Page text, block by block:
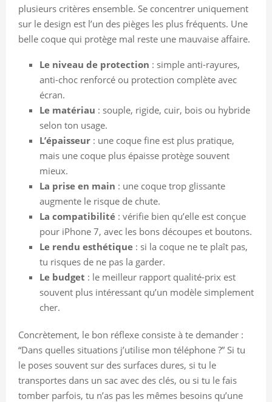
plusieurs critères ensemble. Se concentrer uniquement
sur le design est l’un des pièges les plus fréquents. Une
belle coque qui protège mal reste une mauvaise affaire.
Le niveau de protection : simple anti-rayures,
anti-choc renforcé ou protection complète avec
écran.
Le matériau : souple, rigide, cuir, bois ou hybride
selon ton usage.
L’épaisseur : une coque fine est plus pratique,
mais une coque plus épaisse protège souvent
mieux.
La prise en main : une coque trop glissante
augmente le risque de chute.
La compatibilité : vérifie bien qu’elle est conçue
pour iPhone 7, avec les bons découpes et boutons.
Le rendu esthétique : si la coque ne te plaît pas,
tu risques de ne pas la garder.
Le budget : le meilleur rapport qualité-prix est
souvent plus intéressant qu’un modèle simplement
cher.
Concrètement, le bon réflexe consiste à te demander :
“Dans quelles situations j’utilise mon téléphone ?” Si tu
le poses souvent sur des surfaces dures, si tu le
transportes dans un sac avec des clés, ou si tu le fais
tomber parfois, tu n’as pas les mêmes besoins qu’une